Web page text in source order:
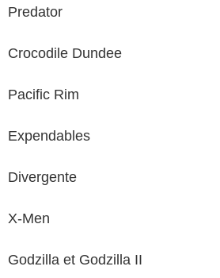
Predator
Crocodile Dundee
Pacific Rim
Expendables
Divergente
X-Men
Godzilla et Godzilla II